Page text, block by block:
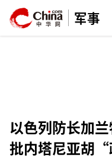
军事
以色列防长加
批内塔尼亚胡“